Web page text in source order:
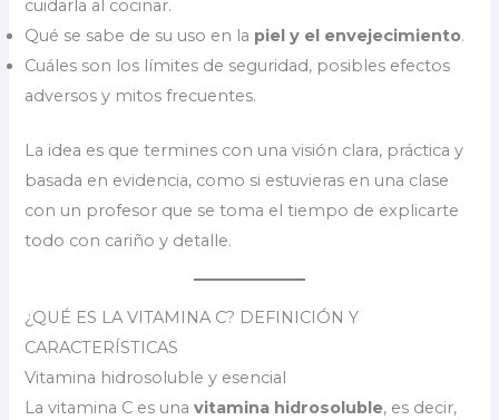
cuidarla al cocinar.
Qué se sabe de su uso en la piel y el envejecimiento.
Cuáles son los límites de seguridad, posibles efectos
adversos y mitos frecuentes.
La idea es que termines con una visión clara, práctica y
basada en evidencia, como si estuvieras en una clase
con un profesor que se toma el tiempo de explicarte
todo con cariño y detalle.
¿QUÉ ES LA VITAMINA C? DEFINICIÓN Y
CARACTERÍSTICAS
Vitamina hidrosoluble y esencial
La vitamina C es unavitamina hidrosoluble, es decir,